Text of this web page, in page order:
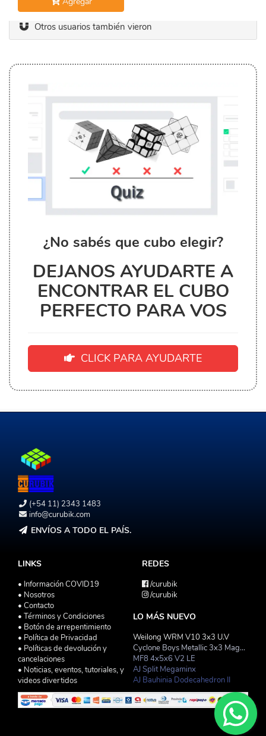
Otros usuarios también vieron
¿No sabés que cubo elegir?
DEJANOS AYUDARTE A
ENCONTRAR EL CUBO
PERFECTO PARA VOS
CLICK PARA AYUDARTE
(+54 11) 2343 1483
info@curubik.com
ENVÍOS A TODO EL PAÍS.
LINKS
• Información COVID19
• Nosotros
• Contacto
• Términos y Condiciones
• Botón de arrepentimiento
• Política de Privacidad
• Políticas de devolución y
cancelaciones
• Noticias, eventos, tutoriales, y
videos divertidos
REDES
/curubik
/curubik
LO MÁS NUEVO
Weilong WRM V10 3x3 U.V
Cyclone Boys Metallic 3x3 Magnetico Macaron
MF8 4x5x6 V2 LE
AJ Split Megaminx
AJ Bauhinia Dodecahedron II